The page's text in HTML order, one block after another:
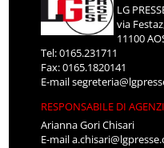
LG
via
11100
Tel: 0165.231711
Fax: 0165.1820141
E-mail
RESPONSABILE DI
Arianna Gori Chisari
E-mail